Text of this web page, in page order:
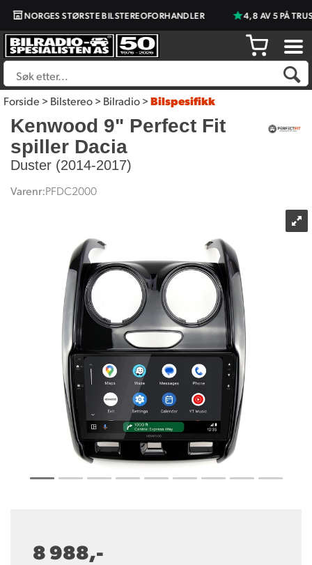
NORGES STØRSTE BILSTEREOFORHANDLER 4,8 AV 5 PÅ
Forside>Bilstereo>Bilradio>Bilspesifikk
Kenwood 9" Perfect Fit
spiller Dacia
Duster (2014-2017)
Varenr:PFDC2000
8 988,-